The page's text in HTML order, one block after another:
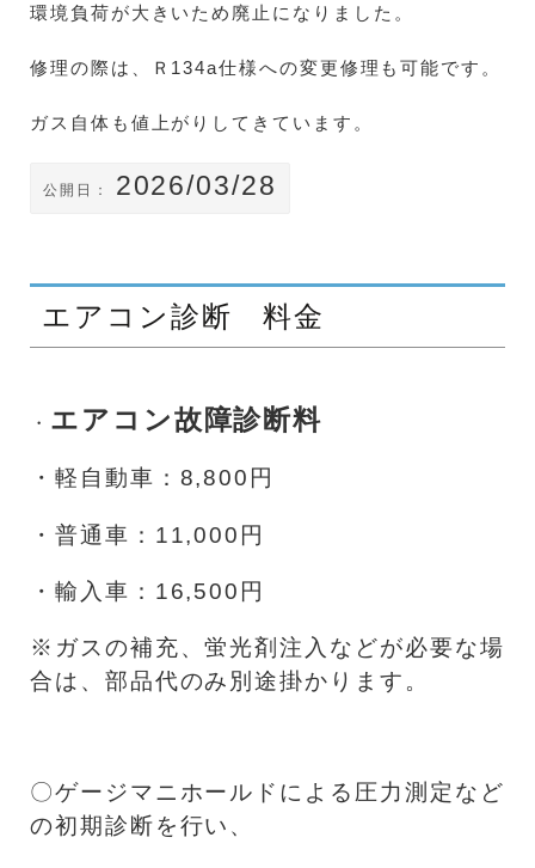
環境負荷が大きいため廃止になりました。
修理の際は、Ｒ134a仕様への変更修理も可能です。
ガス自体も値上がりしてきています。
公開日： 2026/03/28
エアコン診断 料金
・ エアコン故障診断料
・軽自動車：8,800円
・普通車：11,000円
・輸入車：16,500円
※ガスの補充、蛍光剤注入などが必要な場
合は、部品代のみ別途掛かります。
〇ゲージマニホールドによる圧力測定など
の初期診断を行い、